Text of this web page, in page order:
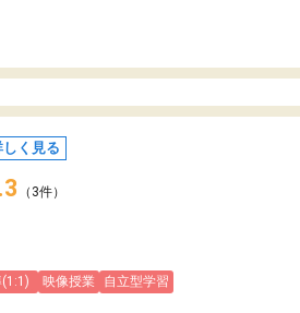
しく見る
（3件）
映像授業 自立型学習